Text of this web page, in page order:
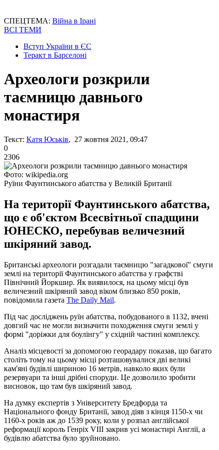
СПЕЦТЕМА: Війна в Ірані
ВСІ ТЕМИ
Вступ України в ЄС
Теракт в Барселоні
Археологи розкрили
таємницю давнього
монастиря
Текст: Катя Юськів, 27 жовтня 2021, 09:47
0
2306
Фото: wikipedia.org
Руїни Фаунтинського абатства у Великій Британії
На території Фаунтинського абатства,
що є об'єктом Всесвітньої спадщини
ЮНЕСКО, перебував величезний
шкіряний завод.
Британські археологи розгадали таємницю "загадкової" смуги
землі на території Фаунтинського абатства у графстві
Північний Йоркшир. Як виявилося, на цьому місці був
величезний шкіряний завод віком близько 850 років,
повідомила газета The Daily Mail.
Під час досліджень руїн абатства, побудованого в 1132, вчені
довгий час не могли визначити походження смуги землі у
формі "доріжки для боулінгу" у східній частині комплексу.
Аналіз місцевості за допомогою георадару показав, що багато
століть тому на цьому місці розташовувалися дві великі
кам'яні будівлі шириною 16 метрів, навколо яких були
резервуари та інші дрібні споруди. Це дозволило зробити
висновок, що там був шкіряний завод.
На думку експертів з Університету Бредфорда та
Національного фонду Британії, завод діяв з кінця 1150-х чи
1160-х років аж до 1539 року, коли у розпал англійської
реформації король Генріх VIII закрив усі монастирі Англії, а
будівлю абатства було зруйновано.